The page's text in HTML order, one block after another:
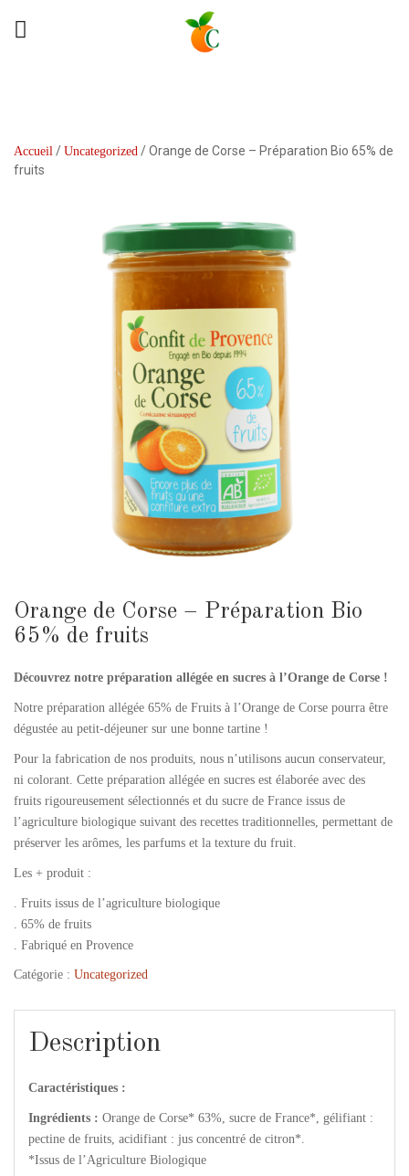
Accueil / Uncategorized / Orange de Corse – Préparation Bio 65% de
fruits
Orange de Corse – Préparation Bio
65% de fruits
Découvrez notre préparation allégée en sucres à l’Orange de Corse !
Notre préparation allégée 65% de Fruits à l’Orange de Corse pourra être
dégustée au petit-déjeuner sur une bonne tartine !
Pour la fabrication de nos produits, nous n’utilisons aucun conservateur,
ni colorant. Cette préparation allégée en sucres est élaborée avec des
fruits rigoureusement sélectionnés et du sucre de France issus de
l’agriculture biologique suivant des recettes traditionnelles, permettant de
préserver les arômes, les parfums et la texture du fruit.
Les + produit :
. Fruits issus de l’agriculture biologique
. 65% de fruits
. Fabriqué en Provence
Catégorie : Uncategorized
Description
Caractéristiques :
Ingrédients : Orange de Corse* 63%, sucre de France*, gélifiant :
pectine de fruits, acidifiant : jus concentré de citron*.
*Issus de l’Agriculture Biologique